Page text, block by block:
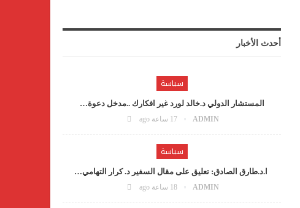
أحدث الأخبار
سياسة
المستشار الدولي د.خالد لورد غير افكارك ..مدخل دعوة…
ADMIN 17 ساعة ago
سياسة
ا.د.طارق الصادق: تعليق على مقال السفير د. كرار التهامي…
ADMIN 18 ساعة ago